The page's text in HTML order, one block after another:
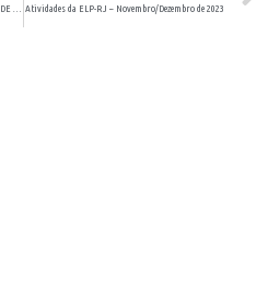
Atividades da ELP-RJ – Novembro/Dezembro de 2023